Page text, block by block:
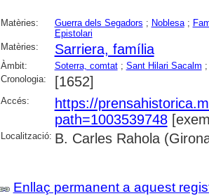
Matèries: Guerra dels Segadors ; Noblesa;
Epistolari
Matèries:
Sarriera, família
Àmbit: Soterra, comtat; Sant Hilari Sacalm
Cronologia:
[1652]
Accés:
https://
path=1003539748
Localització: B. Carles Rahola
Enllaç permanent a aquest